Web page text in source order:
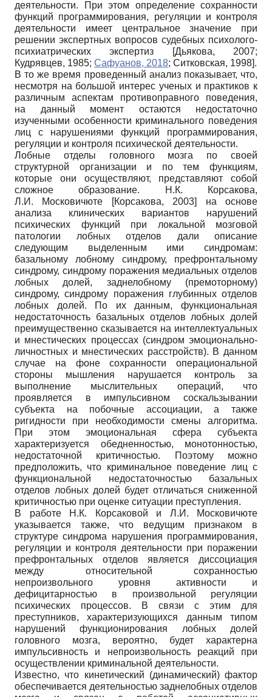
деятельности. При этом определение сохранности
функций программирования, регуляции и контроля
деятельности имеет центральное значение при
решении экспертных вопросов судебных психолого-
психиатрических экспертиз
[Дьякова, 2007;
Кудрявцев, 1985; Сафуанов, 2018; Ситковская, 1998].
В то же время проведенный анализ показывает, что,
несмотря на большой интерес ученых и практиков к
различным аспектам противоправного поведения,
на данный момент остаются недостаточно
изученными особенности криминального поведения
лиц с нарушениями функций программирования,
регуляции и контроля психической деятельности.
Лобные отделы головного мозга по своей
структурной организации и по тем функциям,
которые они осуществляют, представляют собой
сложное образование. Н.К. Корсакова,
Л.И. Московичюте
[Корсакова, 2003]
на основе
анализа клинических вариантов нарушений
психических функций при локальной мозговой
патологии лобных отделов дали описание
следующим выделенным ими синдромам:
базальному лобному синдрому, префронтальному
синдрому, синдрому поражения медиальных отделов
лобных долей, заднелобному (премоторному)
синдрому, синдрому поражения глубинных отделов
лобных долей. По их данным, функциональная
недостаточность базальных отделов лобных долей
преимущественно сказывается на интеллектуальных
и мнестических процессах (синдром эмоционально-
личностных и мнестических расстройств). В данном
случае на фоне сохранности операциональной
стороны мышления нарушается контроль за
выполнение мыслительных операций, что
проявляется в импульсивном соскальзывании
субъекта на побочные ассоциации, а также
ригидности при необходимости смены алгоритма.
При этом эмоциональная сфера субъекта
характеризуется обедненностью, монотонностью,
недостаточной критичностью. Поэтому можно
предположить, что криминальное поведение лиц с
функциональной недостаточностью базальных
отделов лобных долей будет отличаться сниженной
критичностью при оценке ситуации преступления.
В работе Н.К. Корсаковой и Л.И. Московичюте
указывается также, что ведущим признаком в
структуре синдрома нарушения программирования,
регуляции и контроля деятельности при поражении
префронтальных отделов является диссоциация
между относительной сохранностью
непроизвольного уровня активности и
дефицитарностью в произвольной регуляции
психических процессов. В связи с этим для
преступников, характеризующихся данным типом
нарушений функционирования лобных долей
головного мозга, вероятно, будет характерна
импульсивность и непроизвольность реакций при
осуществлении криминальной деятельности.
Известно, что кинетический (динамический) фактор
обеспечивается деятельностью заднелобных отделов